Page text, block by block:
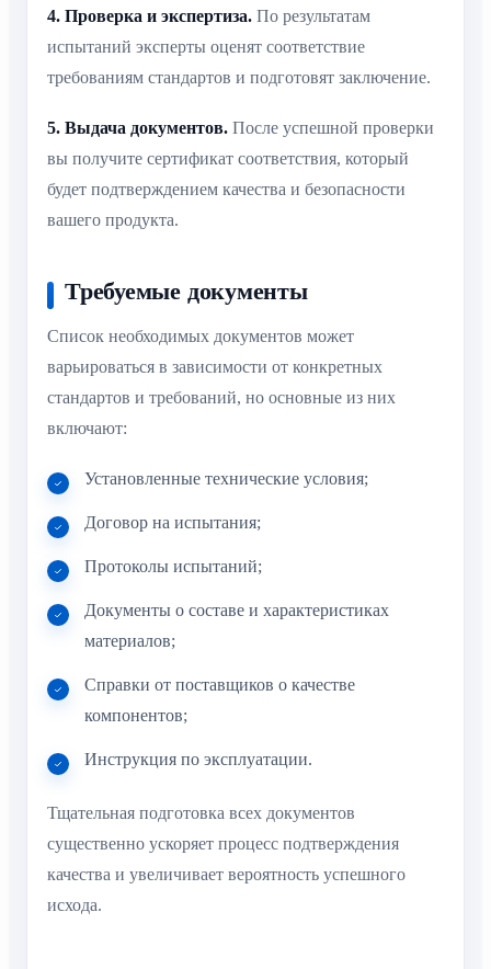
4. Проверка и экспертиза. По результатам
испытаний эксперты оценят соответствие
требованиям стандартов и подготовят заключение.
5. Выдача документов. После успешной проверки
вы получите сертификат соответствия, который
будет подтверждением качества и безопасности
вашего продукта.
Требуемые документы
Список необходимых документов может
варьироваться в зависимости от конкретных
стандартов и требований, но основные из них
включают:
Установленные технические условия;
Договор на испытания;
Протоколы испытаний;
Документы о составе и характеристиках
материалов;
Справки от поставщиков о качестве
компонентов;
Инструкция по эксплуатации.
Тщательная подготовка всех документов
существенно ускоряет процесс подтверждения
качества и увеличивает вероятность успешного
исхода.